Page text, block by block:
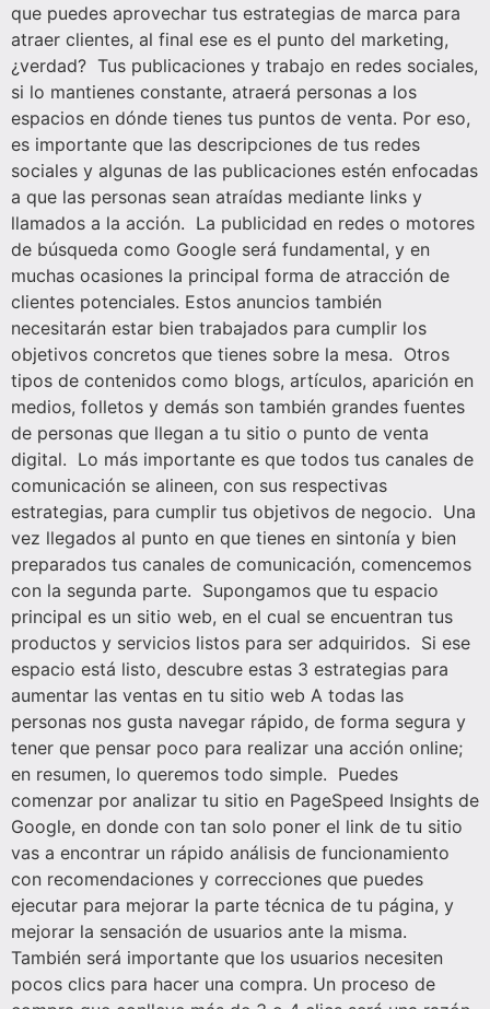
que puedes aprovechar tus estrategias de marca para
atraer clientes, al final ese es el punto del marketing,
¿verdad? Tus publicaciones y trabajo en redes sociales,
si lo mantienes constante, atraerá personas a los
espacios en dónde tienes tus puntos de venta. Por eso,
es importante que las descripciones de tus redes
sociales y algunas de las publicaciones estén enfocadas
a que las personas sean atraídas mediante links y
llamados a la acción. La publicidad en redes o motores
de búsqueda como Google será fundamental, y en
muchas ocasiones la principal forma de atracción de
clientes potenciales. Estos anuncios también
necesitarán estar bien trabajados para cumplir los
objetivos concretos que tienes sobre la mesa. Otros
tipos de contenidos como blogs, artículos, aparición en
medios, folletos y demás son también grandes fuentes
de personas que llegan a tu sitio o punto de venta
digital. Lo más importante es que todos tus canales de
comunicación se alineen, con sus respectivas
estrategias, para cumplir tus objetivos de negocio. Una
vez llegados al punto en que tienes en sintonía y bien
preparados tus canales de comunicación, comencemos
con la segunda parte. Supongamos que tu espacio
principal es un sitio web, en el cual se encuentran tus
productos y servicios listos para ser adquiridos. Si ese
espacio está listo, descubre estas 3 estrategias para
aumentar las ventas en tu sitio web A todas las
personas nos gusta navegar rápido, de forma segura y
tener que pensar poco para realizar una acción online;
en resumen, lo queremos todo simple. Puedes
comenzar por analizar tu sitio en PageSpeed Insights de
Google, en donde con tan solo poner el link de tu sitio
vas a encontrar un rápido análisis de funcionamiento
con recomendaciones y correcciones que puedes
ejecutar para mejorar la parte técnica de tu página, y
mejorar la sensación de usuarios ante la misma.
También será importante que los usuarios necesiten
pocos clics para hacer una compra. Un proceso de